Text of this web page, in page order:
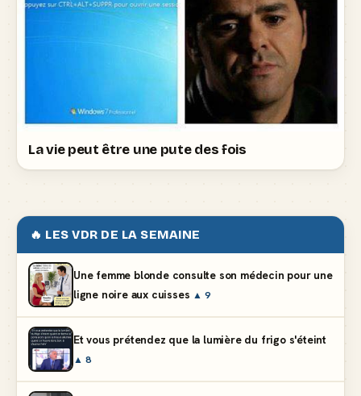
La vie peut être une pute des fois
🔥 LES VDR DE LA SEMAINE
Une femme blonde consulte son médecin pour une
ligne noire aux cuisses ▲ 9
Et vous prétendez que la lumière du frigo s'éteint
▲ 8